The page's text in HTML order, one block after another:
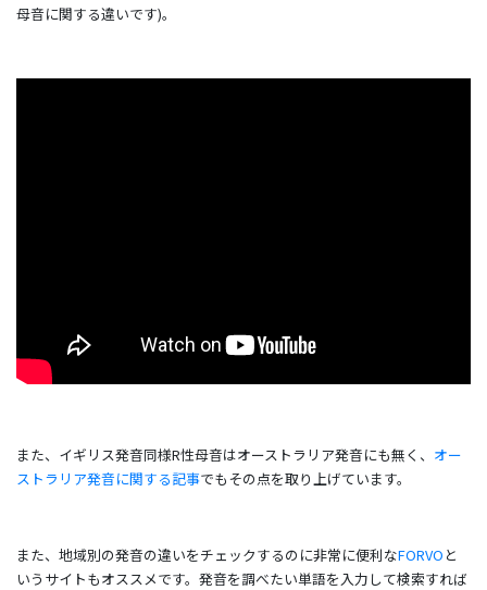
母音に関する違いです)。
また、イギリス発音同様R性母音はオーストラリア発音にも無く、 オー
ストラリア発音に関する記事でもその点を取り上げています。
また、地域別の発音の違いをチェックするのに非常に便利なFORVO と
いうサイトもオススメです。発音を調べたい単語を入力して検索すれば